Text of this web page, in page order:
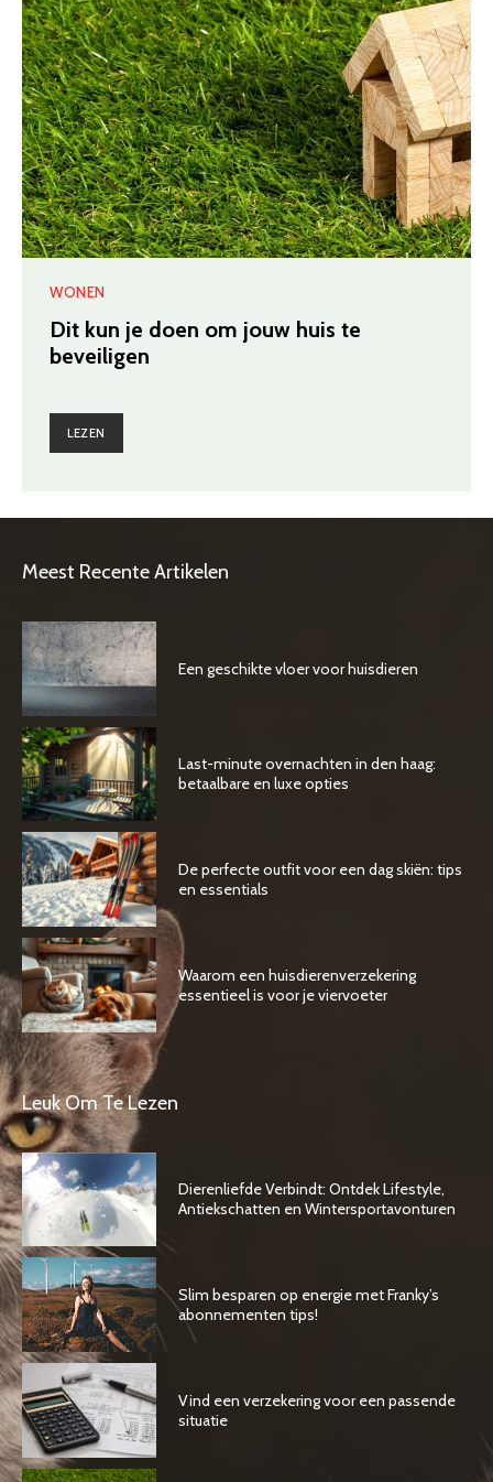
WONEN
Dit kun je doen om jouw huis te
beveiligen
LEZEN
Meest Recente Artikelen
Een geschikte vloer voor huisdieren
Last-minute overnachten in den haag:
betaalbare en luxe opties
De perfecte outfit voor een dag skiën: tips
en essentials
Waarom een huisdierenverzekering
essentieel is voor je viervoeter
Leuk Om Te Lezen
Dierenliefde Verbindt: Ontdek Lifestyle,
Antiekschatten en Wintersportavonturen
Slim besparen op energie met Franky’s
abonnementen tips!
Vind een verzekering voor een passende
situatie